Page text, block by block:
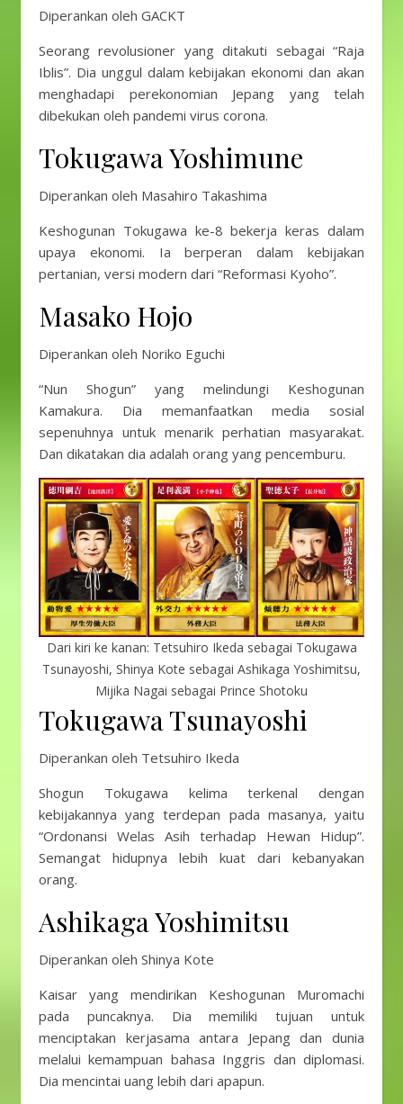
Diperankan oleh GACKT
Seorang revolusioner yang ditakuti sebagai “Raja
Iblis”. Dia unggul dalam kebijakan ekonomi dan akan
menghadapi perekonomian Jepang yang telah
dibekukan oleh pandemi virus corona.
Tokugawa Yoshimune
Diperankan oleh Masahiro Takashima
Keshogunan Tokugawa ke-8 bekerja keras dalam
upaya ekonomi. Ia berperan dalam kebijakan
pertanian, versi modern dari “Reformasi Kyoho”.
Masako Hojo
Diperankan oleh Noriko Eguchi
“Nun Shogun” yang melindungi Keshogunan
Kamakura. Dia memanfaatkan media sosial
sepenuhnya untuk menarik perhatian masyarakat.
Dan dikatakan dia adalah orang yang pencemburu.
Dari kiri ke kanan: Tetsuhiro Ikeda sebagai Tokugawa
Tsunayoshi, Shinya Kote sebagai Ashikaga Yoshimitsu,
Mijika Nagai sebagai Prince Shotoku
Tokugawa Tsunayoshi
Diperankan oleh Tetsuhiro Ikeda
Shogun Tokugawa kelima terkenal dengan
kebijakannya yang terdepan pada masanya, yaitu
“Ordonansi Welas Asih terhadap Hewan Hidup”.
Semangat hidupnya lebih kuat dari kebanyakan
orang.
Ashikaga Yoshimitsu
Diperankan oleh Shinya Kote
Kaisar yang mendirikan Keshogunan Muromachi
pada puncaknya. Dia memiliki tujuan untuk
menciptakan kerjasama antara Jepang dan dunia
melalui kemampuan bahasa Inggris dan diplomasi.
Dia mencintai uang lebih dari apapun.